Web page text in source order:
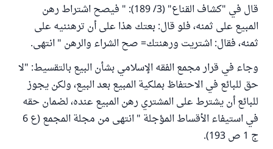
قال في "كشاف القناع" (3/ 189): " فيصح اشتراط رهن
المبيع على ثمنه، فلو قال: بعتك هذا على أن ترهننيه على
ثمنه، فقال: اشتريت ورهنتك= صح الشراء والرهن " انتهى.
وجاء في قرار مجمع الفقه الإسلامي بشأن البيع بالتقسيط: "لا
حق للبائع في الاحتفاظ بملكية المبيع بعد البيع، ولكن يجوز
للبائع أن يشترط على المشتري رهن المبيع عنده، لضمان حقه
في استيفاء الأقساط المؤجلة " انتهى من مجلة المجمع (ع 6
ج 1 ص 193).